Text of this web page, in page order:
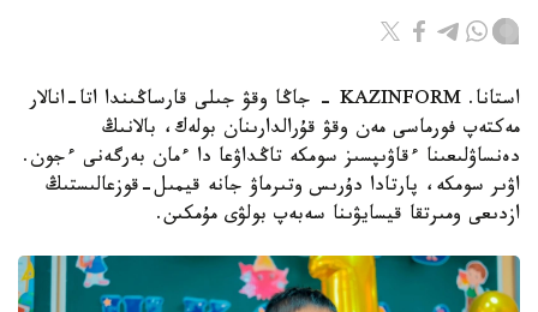
استانا. KAZINFORM - جاڭا وقۋ جىلى قارساڭىندا اتا-انالار
مەكتەپ فورماسى مەن وقۋ قۇرالدارىنان بولەك، بالانىڭ
دەنساۋلىعىنا ءقاۋىپسىز سومكە تاڭداۋعا دا ءمان بەرگەنى ءجون.
اۋىر سومكە، پارتادا دۇرىس وتىرماۋ جانە قيمىل-قوزعالىستىڭ
ازدىعى ومىرتقا قيسايۋىنا سەبەپ بولۋى مۇمكىن.